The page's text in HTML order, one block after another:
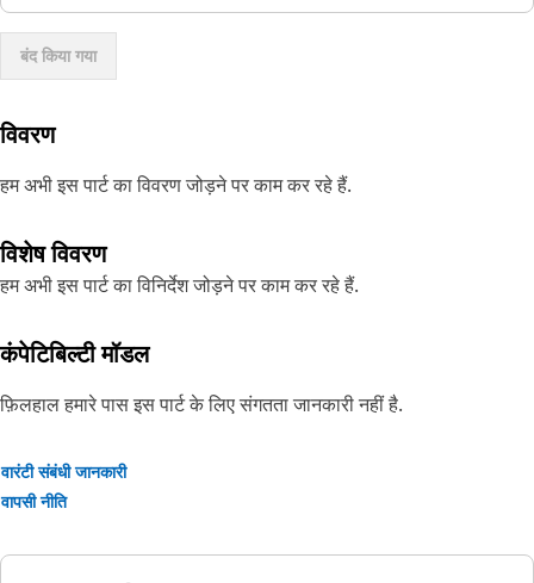
बंद किया गया
विवरण
हम अभी इस पार्ट का विवरण जोड़ने पर काम कर रहे हैं.
विशेष विवरण
हम अभी इस पार्ट का विनिर्देश जोड़ने पर काम कर रहे हैं.
कंपेटिबिल्टी मॉडल
फ़िलहाल हमारे पास इस पार्ट के लिए संगतता जानकारी नहीं है.
वारंटी संबंधी जानकारी
वापसी नीति